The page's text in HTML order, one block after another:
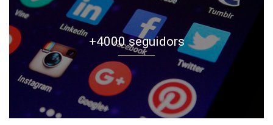
+4000 seguidors